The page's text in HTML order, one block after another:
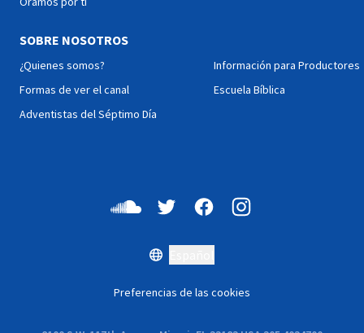
SOBRE NOSOTROS
¿Quienes somos?
Formas de ver el canal
Adventistas del Séptimo Día
Información para Productores
Escuela Bíblica
Preferencias de las cookies